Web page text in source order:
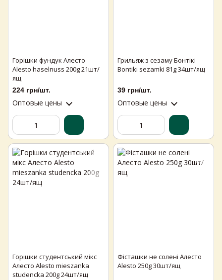
Горішки фундук Алесто
Alesto haselnuss 200g 21шт/
ящ
224 грн/шт.
Оптовые цены
Грильяж з сезаму Бонтікі
Bontiki sezamki 81g 34шт/ящ
39 грн/шт.
Оптовые цены
Горішки студентський мікс
Алесто Alesto mieszanka
studencka 200g 24шт/ящ
Фісташки не солені Алесто
Alesto 250g 30шт/ящ